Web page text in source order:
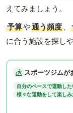
えてみましょう。
予算や通う頻度 、
に合う施設を探し
スポーツジムが
自分のペースで運動した
様々な運動をして楽しみ